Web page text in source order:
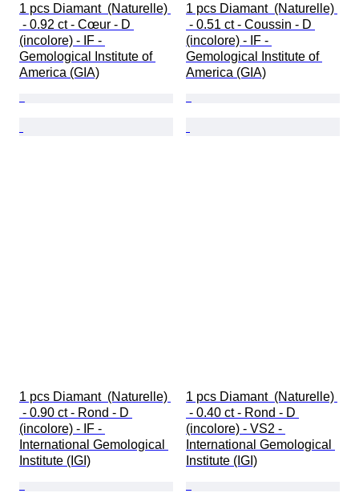
1 pcs Diamant  (Naturelle)
- 0.92 ct - Cœur - D
(incolore) - IF -
Gemological Institute of
America (GIA)
1 pcs Diamant  (Naturelle)
- 0.51 ct - Coussin - D
(incolore) - IF -
Gemological Institute of
America (GIA)
1 pcs Diamant  (Naturelle)
- 0.90 ct - Rond - D
(incolore) - IF -
International Gemological
Institute (IGI)
1 pcs Diamant  (Naturelle)
- 0.40 ct - Rond - D
(incolore) - VS2 -
International Gemological
Institute (IGI)